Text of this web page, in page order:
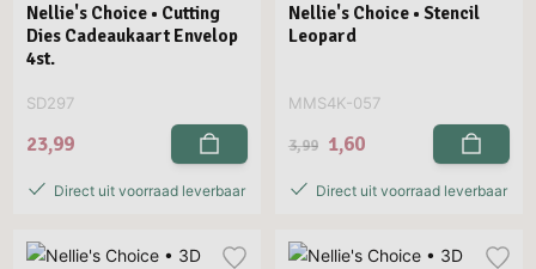
Nellie's Choice • Cutting
Dies Cadeaukaart Envelop
4st.
SD297
23,99
Direct uit voorraad leverbaar
Nellie's Choice • Stencil
Leopard
MMS4K-057
3,99 1,60
Direct uit voorraad leverbaar